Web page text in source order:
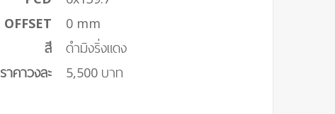
OFFSET
0 mm
สี
ดำมิงริ่งแดง
ราคาวงละ
5,500 บาท